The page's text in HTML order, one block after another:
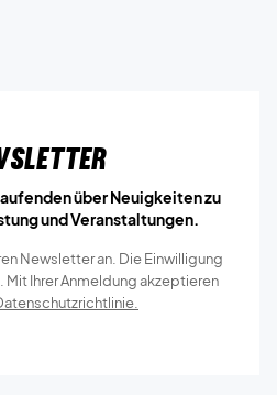
über Neuigkeiten zu
und Veranstaltungen.
Newsletter an. Die Einwilligung
Mit Ihrer Anmeldung akzeptieren